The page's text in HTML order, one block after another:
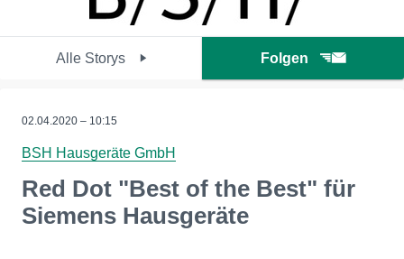
Alle Storys Folgen
02.04.2020 – 10:15
BSH Hausgeräte GmbH
Red Dot "Best of the Best" für
Siemens Hausgeräte